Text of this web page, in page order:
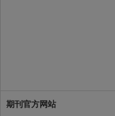
期刊官方网站